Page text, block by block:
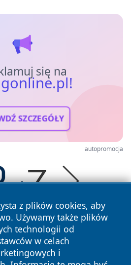
się na
SZCZEGÓŁY
autopromocja
z plików cookies, aby
Używamy także plików
technologii od
w celach
i